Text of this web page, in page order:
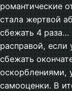
романтические
стала жертвой
сбежать 4 раза…
расправой, если
сбежать
оскорблениями,
самооценки. В